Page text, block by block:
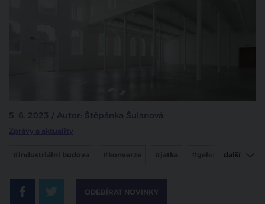
5. 6. 2023 / Autor: Štěpánka Šulanová
Zprávy a aktuality
#industriální budova #konverze #jatka #gelerie další
ODEBÍRAT NOVINKY